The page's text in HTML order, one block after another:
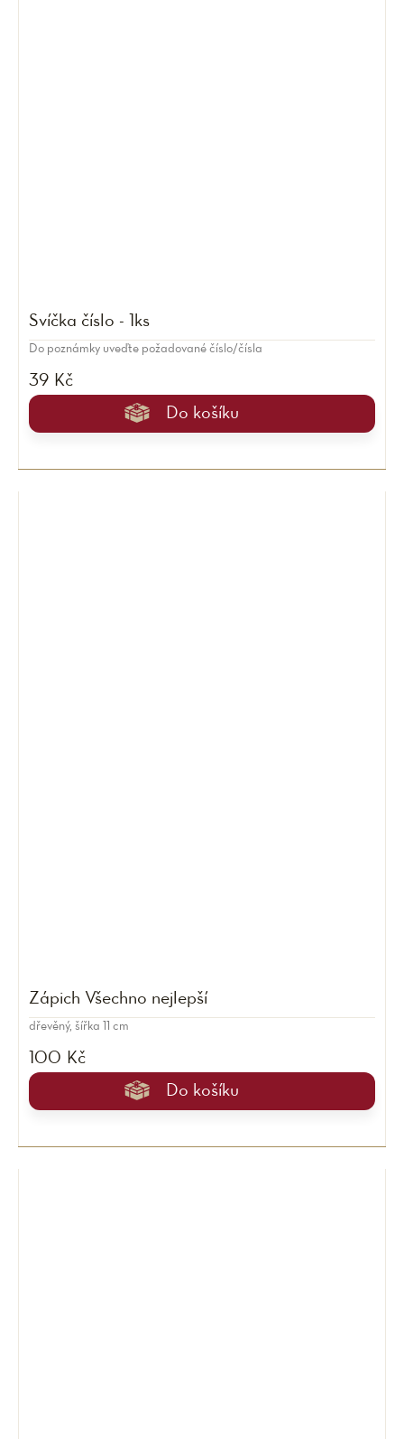
Svíčka číslo - 1ks
39 Kč
Do košíku
Do poznámky uveďte požadované číslo/čísla
Zápich Všechno nejlepší
100 Kč
Do košíku
dřevěný, šířka 11 cm